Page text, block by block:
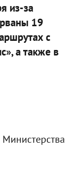
из-за
19
с
а также в